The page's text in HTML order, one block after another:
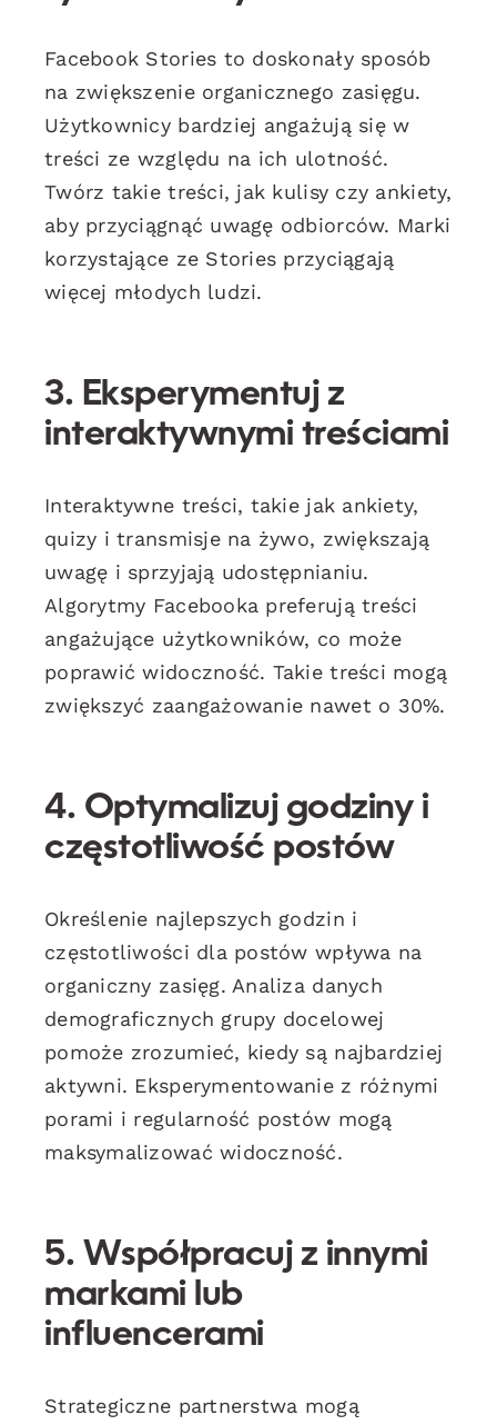
Facebook Stories to doskonały sposób
na zwiększenie organicznego zasięgu.
Użytkownicy bardziej angażują się w
treści ze względu na ich ulotność.
Twórz takie treści, jak kulisy czy ankiety,
aby przyciągnąć uwagę odbiorców. Marki
korzystające ze Stories przyciągają
więcej młodych ludzi.
3. Eksperymentuj z
interaktywnymi treściami
Interaktywne treści, takie jak ankiety,
quizy i transmisje na żywo, zwiększają
uwagę i sprzyjają udostępnianiu.
Algorytmy Facebooka preferują treści
angażujące użytkowników, co może
poprawić widoczność. Takie treści mogą
zwiększyć zaangażowanie nawet o 30%.
4. Optymalizuj godziny i
częstotliwość postów
Określenie najlepszych godzin i
częstotliwości dla postów wpływa na
organiczny zasięg. Analiza danych
demograficznych grupy docelowej
pomoże zrozumieć, kiedy są najbardziej
aktywni. Eksperymentowanie z różnymi
porami i regularność postów mogą
maksymalizować widoczność.
5. Współpracuj z innymi
markami lub
influencerami
Strategiczne partnerstwa mogą